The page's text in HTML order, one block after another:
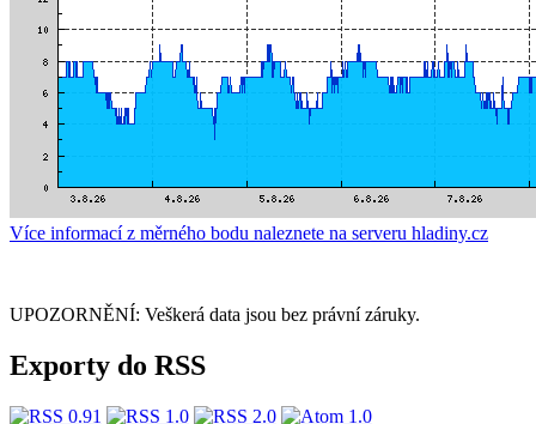
Více informací z měrného bodu naleznete na serveru hladiny.cz
UPOZORNĚNÍ: Veškerá data jsou bez právní záruky.
Exporty do RSS